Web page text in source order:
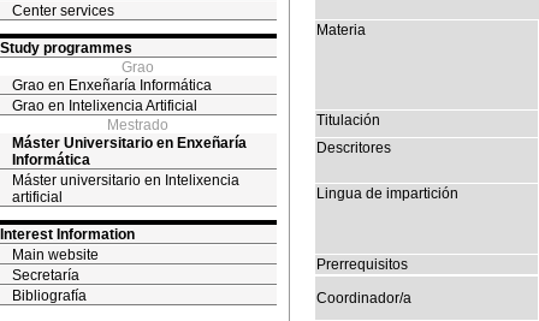
Center services
Study programmes
Grao
Grao en Enxeñaría Informática
Grao en Intelixencia Artificial
Mestrado
Máster Universitario en Enxeñaría
Informática
Máster universitario en Intelixencia
artificial
Interest Information
Main website
Secretaría
Bibliografía
Materia
Titulación
Descritores
Lingua de impartición
Prerrequisitos
Coordinador/a